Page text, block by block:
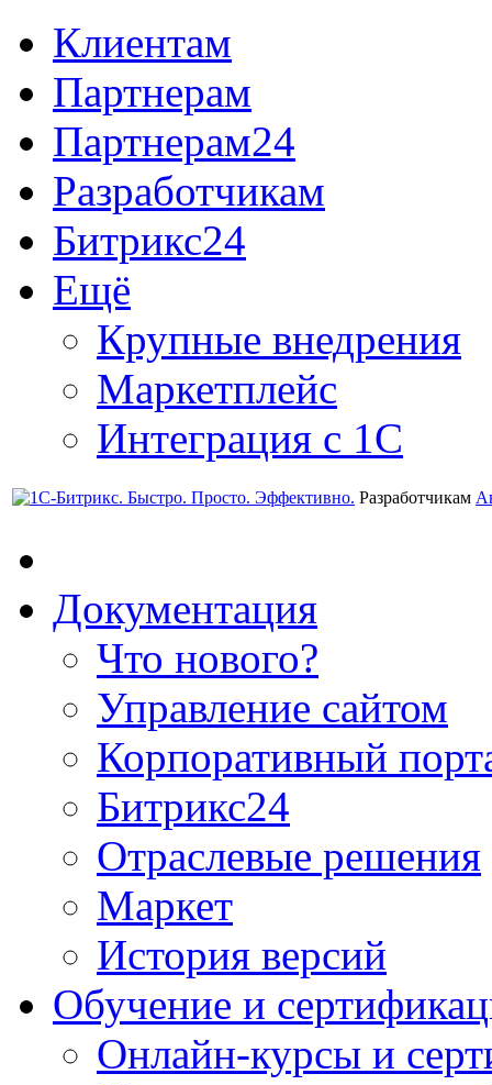
Клиентам
Партнерам
Партнерам24
Разработчикам
Битрикс24
Ещё
Крупные внедрения
Маркетплейс
Интеграция с 1С
Разработчикам
Документация
Что нового?
Управление сайтом
Корпоративный
Битрикс24
Отраслевые решения
Маркет
История версий
Обучение и
Онлайн-курсы и